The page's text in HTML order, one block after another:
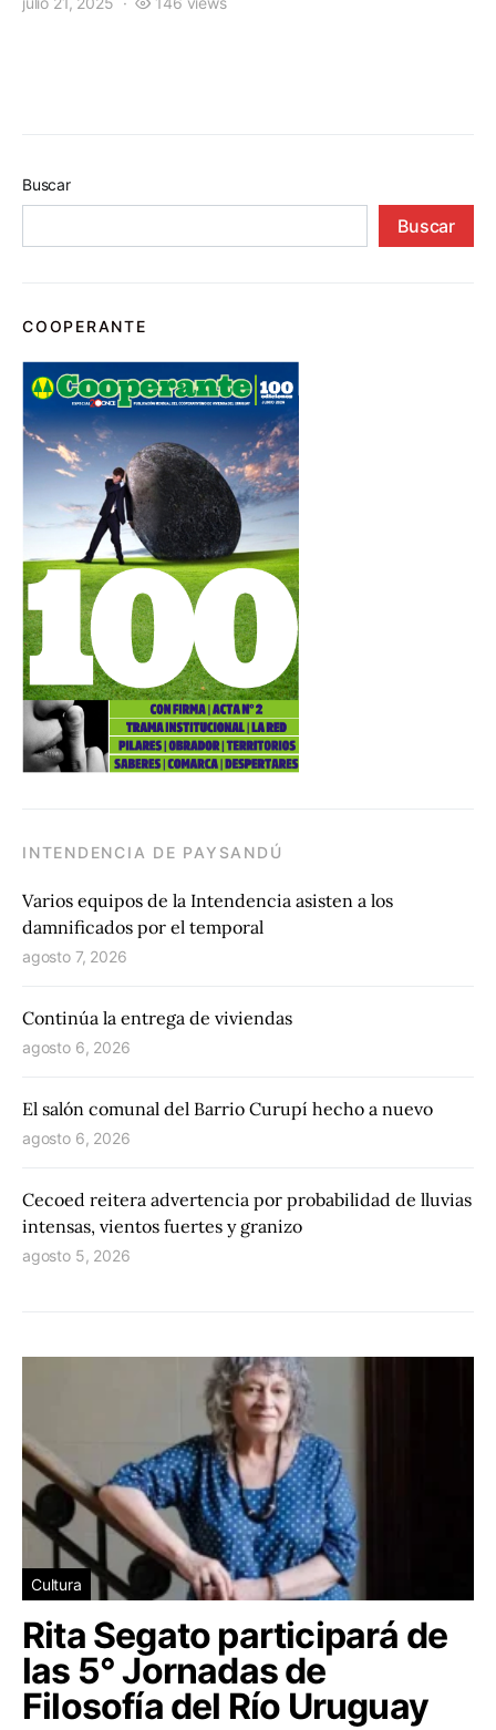
Buscar
Buscar
COOPERANTE
INTENDENCIA DE PAYSANDÚ
Varios equipos de la Intendencia asisten a los
damnificados por el temporal
agosto 7, 2026
Continúa la entrega de viviendas
agosto 6, 2026
El salón comunal del Barrio Curupí hecho a nuevo
agosto 6, 2026
Cecoed reitera advertencia por probabilidad de lluvias
intensas, vientos fuertes y granizo
agosto 5, 2026
Cultura
Rita Segato participará de
las 5° Jornadas de
Filosofía del Río Uruguay